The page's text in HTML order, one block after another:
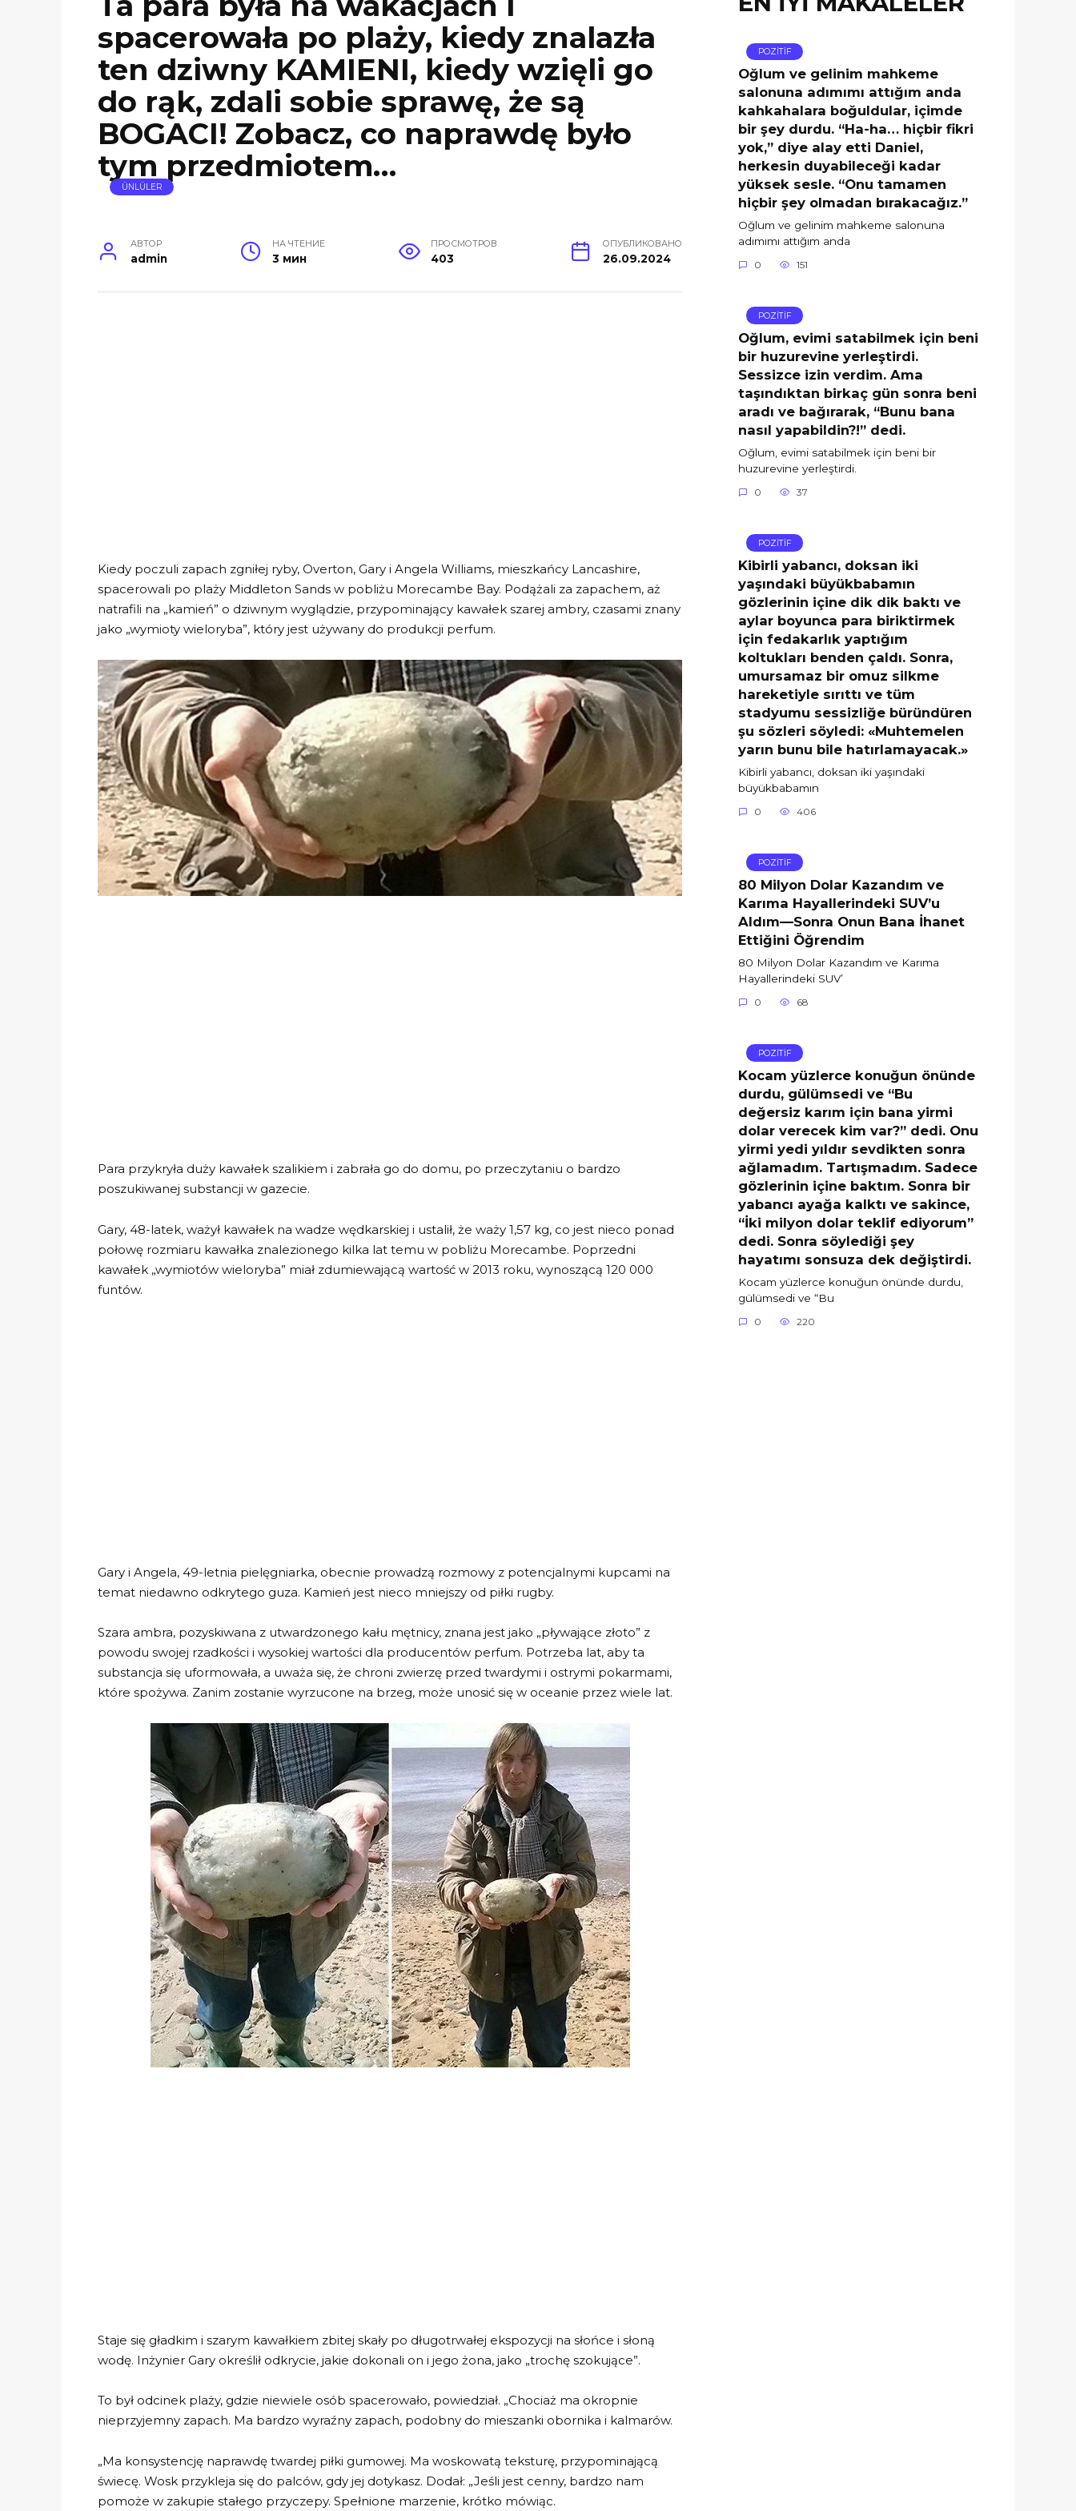
spacerowała po plaży, kiedy znalazła
ten dziwny KAMIENI, kiedy wzięli go
do rąk, zdali sobie sprawę, że są
BOGACI! Zobacz, co naprawdę było
tym przedmiotem…
ÜNLÜLER
АВТОР
admin
НА ЧТЕНИЕ
3 мин
ПРОСМОТРОВ
403
ОПУБЛИКОВАНО
26.09.2024
Kiedy poczuli zapach zgniłej ryby, Overton, Gary i Angela Williams, mieszkańcy Lancashire,
spacerowali po plaży Middleton Sands w pobliżu Morecambe Bay. Podążali za zapachem, aż
natrafili na „kamień” o dziwnym wyglądzie, przypominający kawałek szarej ambry, czasami znany
jako „wymioty wieloryba”, który jest używany do produkcji perfum.
Para przykryła duży kawałek szalikiem i zabrała go do domu, po przeczytaniu o bardzo
poszukiwanej substancji w gazecie.
Gary, 48-latek, ważył kawałek na wadze wędkarskiej i ustalił, że waży 1,57 kg, co jest nieco ponad
połowę rozmiaru kawałka znalezionego kilka lat temu w pobliżu Morecambe. Poprzedni
kawałek „wymiotów wieloryba” miał zdumiewającą wartość w 2013 roku, wynoszącą 120 000
funtów.
Gary i Angela, 49-letnia pielęgniarka, obecnie prowadzą rozmowy z potencjalnymi kupcami na
temat niedawno odkrytego guza. Kamień jest nieco mniejszy od piłki rugby.
Szara ambra, pozyskiwana z utwardzonego kału mętnicy, znana jest jako „pływające złoto” z
powodu swojej rzadkości i wysokiej wartości dla producentów perfum. Potrzeba lat, aby ta
substancja się uformowała, a uważa się, że chroni zwierzę przed twardymi i ostrymi pokarmami,
które spożywa. Zanim zostanie wyrzucone na brzeg, może unosić się w oceanie przez wiele lat.
Staje się gładkim i szarym kawałkiem zbitej skały po długotrwałej ekspozycji na słońce i słoną
wodę. Inżynier Gary określił odkrycie, jakie dokonali on i jego żona, jako „trochę szokujące”.
To był odcinek plaży, gdzie niewiele osób spacerowało, powiedział. „Chociaż ma okropnie
nieprzyjemny zapach. Ma bardzo wyraźny zapach, podobny do mieszanki obornika i kalmarów.
„Ma konsystencję naprawdę twardej piłki gumowej. Ma woskowatą teksturę, przypominającą
świecę. Wosk przykleja się do palców, gdy jej dotykasz. Dodał: „Jeśli jest cenny, bardzo nam
pomoże w zakupie stałego przyczepy. Spełnione marzenie, krótko mówiąc.
POZİTİF
Oğlum ve gelinim mahkeme
salonuna adımımı attığım anda
kahkahalara boğuldular, içimde
bir şey durdu. “Ha-ha… hiçbir fikri
yok,” diye alay etti Daniel,
herkesin duyabileceği kadar
yüksek sesle. “Onu tamamen
hiçbir şey olmadan bırakacağız.”
Oğlum ve gelinim mahkeme salonuna
adımımı attığım anda
0 151
POZİTİF
Oğlum, evimi satabilmek için beni
bir huzurevine yerleştirdi.
Sessizce izin verdim. Ama
taşındıktan birkaç gün sonra beni
aradı ve bağırarak, “Bunu bana
nasıl yapabildin?!” dedi.
Oğlum, evimi satabilmek için beni bir
huzurevine yerleştirdi.
0 37
POZİTİF
Kibirli yabancı, doksan iki
yaşındaki büyükbabamın
gözlerinin içine dik dik baktı ve
aylar boyunca para biriktirmek
için fedakarlık yaptığım
koltukları benden çaldı. Sonra,
umursamaz bir omuz silkme
hareketiyle sırıttı ve tüm
stadyumu sessizliğe büründüren
şu sözleri söyledi: «Muhtemelen
yarın bunu bile hatırlamayacak.»
Kibirli yabancı, doksan iki yaşındaki
büyükbabamın
0 406
POZİTİF
80 Milyon Dolar Kazandım ve
Karıma Hayallerindeki SUV’u
Aldım—Sonra Onun Bana İhanet
Ettiğini Öğrendim
80 Milyon Dolar Kazandım ve Karıma
Hayallerindeki SUV’
0 68
POZİTİF
Kocam yüzlerce konuğun önünde
durdu, gülümsedi ve “Bu
değersiz karım için bana yirmi
dolar verecek kim var?” dedi. Onu
yirmi yedi yıldır sevdikten sonra
ağlamadım. Tartışmadım. Sadece
gözlerinin içine baktım. Sonra bir
yabancı ayağa kalktı ve sakince,
“İki milyon dolar teklif ediyorum”
dedi. Sonra söylediği şey
hayatımı sonsuza dek değiştirdi.
Kocam yüzlerce konuğun önünde durdu,
gülümsedi ve “Bu
0 220